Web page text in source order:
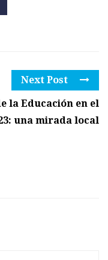
Next Post
la Educación en el
una mirada local